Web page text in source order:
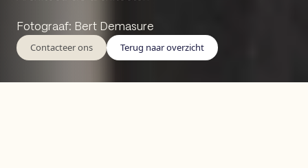
Fotograaf: Bert Demasure
Contacteer ons Terug naar overzicht